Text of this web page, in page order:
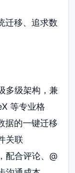
迁移、追求数
多级架构，兼
等专业格
据的一键迁移
关联
配合评论、@